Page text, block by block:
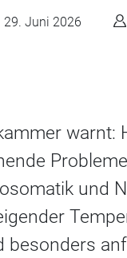
29. Juni 2026
und
besonders